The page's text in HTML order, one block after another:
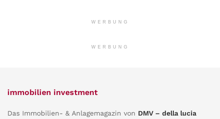
WERBUNG
WERBUNG
immobilien investment
Das Immobilien- & Anlagemagazin von DMV – della lucia